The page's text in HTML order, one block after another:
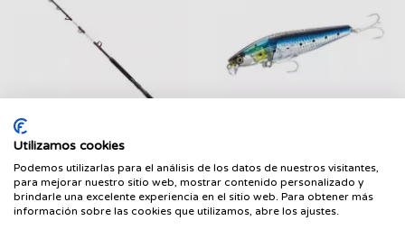
Caña Vengeance Stand-
up Spiral SHIMANO
SHIMANO
64,90 €
Shallow Assasin 99F...
SHIMANO
15,95 €
Utilizamos cookies
Podemos utilizarlas para el análisis de los datos de nuestros visitantes,
para mejorar nuestro sitio web, mostrar contenido personalizado y
brindarle una excelente experiencia en el sitio web. Para obtener más
información sobre las cookies que utilizamos, abre los ajustes.